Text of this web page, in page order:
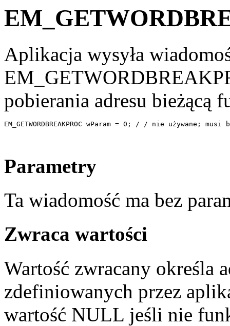
Aplikacja wysyła
pobierania adresu bieżącą
EM_GETWORDBREAKPROC wParam = 0; / / nie
Parametry
Ta wiadomość ma bez
Zwraca wartości
Wartość zwracany określa
zdefiniowanych przez
wartość NULL jeśli nie